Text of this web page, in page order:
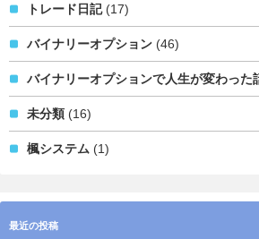
トレード日記(17)
バイナリーオプション (46)
バイナリーオプションで人生が変わった
未分類 (16)
楓システム (1)
最近の投稿